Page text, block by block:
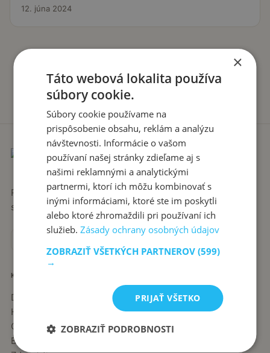
12. júna 2024
Recepty píše babka Stanka. Jednoduché, poctivé jedlá zo
slovenskej kuchyne, ktoré sa vždy podaria.
KATEGÓRIE
Dezerty
Hlavné jedlá
Chuťovky
Babkine rady
×
Táto webová lokalita používa
súbory cookie.
Súbory cookie používame na
prispôsobenie obsahu, reklám a analýzu
návštevnosti. Informácie o vašom
používaní našej stránky zdieľame aj s
našimi reklamnými a analytickými
partnermi, ktorí ich môžu kombinovať s
inými informáciami, ktoré ste im poskytli
alebo ktoré zhromaždili pri používaní ich
služieb.Zásady ochrany osobných údajov
ZOBRAZIŤ VŠETKÝCH PARTNEROV(599)
→
PRIJAŤ VŠETKO
ZOBRAZIŤ PODROBNOSTI